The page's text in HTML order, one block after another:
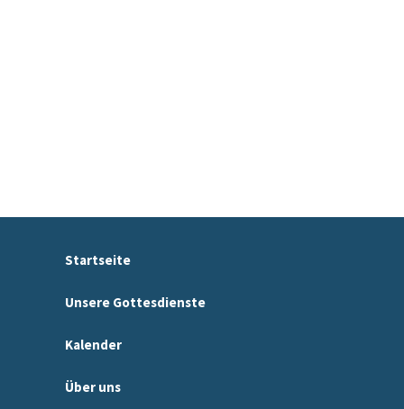
Startseite
Unsere Gottesdienste
Kalender
Über uns